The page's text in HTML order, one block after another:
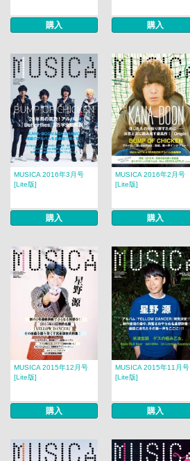
購入 購入
MUSICA 2016年3月号
[Lite版]
購入
MUSICA 2016年2月号
[Lite版]
購入
MUSICA 2015年12月号
[Lite版]
購入
MUSICA 2015年11月号
[Lite版]
購入